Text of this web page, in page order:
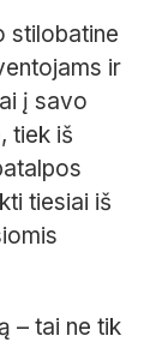
stilobatine
ir
į savo
tiek iš
tiesiai iš
– tai ne tik